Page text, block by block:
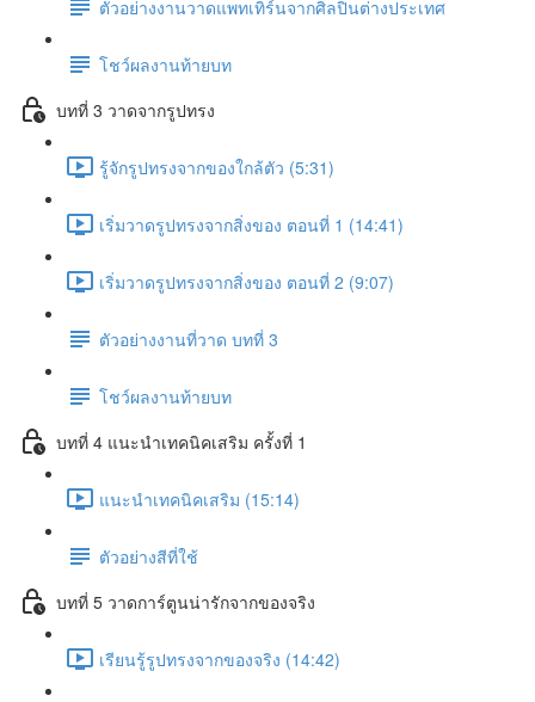
ตัวอย่างงานวาดแพทเทิร์นจากศิลปินต่างประเทศ
โชว์ผลงานท้ายบท
บทที่ 3 วาดจากรูปทรง
รู้จักรูปทรงจากของใกล้ตัว (5:31)
เริ่มวาดรูปทรงจากสิ่งของ ตอนที่ 1 (14:41)
เริ่มวาดรูปทรงจากสิ่งของ ตอนที่ 2 (9:07)
ตัวอย่างงานที่วาด บทที่ 3
โชว์ผลงานท้ายบท
บทที่ 4 แนะนำเทคนิคเสริม ครั้งที่ 1
แนะนำเทคนิคเสริม (15:14)
ตัวอย่างสีที่ใช้
บทที่ 5 วาดการ์ตูนน่ารักจากของจริง
เรียนรู้รูปทรงจากของจริง (14:42)